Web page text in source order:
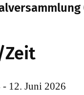
12. Juni 2026